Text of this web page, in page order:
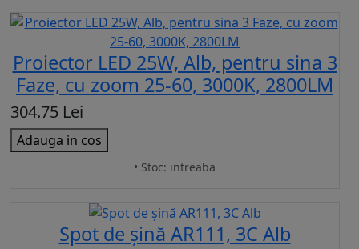
Proiector LED 25W, Alb, pentru sina 3
Faze, cu zoom 25-60, 3000K, 2800LM
304.75 Lei
Adauga in cos
• Stoc: intreaba
Spot de șină AR111, 3C Alb